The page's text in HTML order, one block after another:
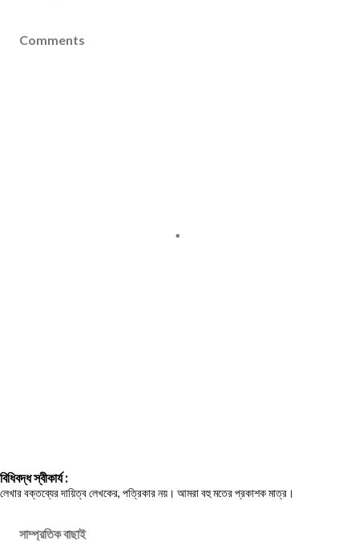
Comments
বিধিবদ্ধ স্বীকার্য :
লেখার বক্তব্যের দায়িত্ব লেখকের, পত্রিকার নয়। আমরা বহু মতের প্রকাশক মাত্র।
সাম্প্রতিক বাছাই